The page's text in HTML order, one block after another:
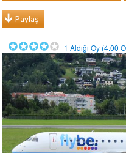
Paylaş
1 Aldığı Oy (4.00